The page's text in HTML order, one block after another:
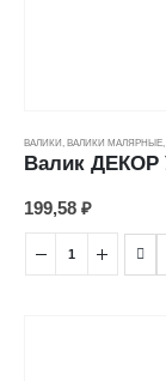
ВАЛИКИ ВАЛИКИ МАЛЯРНЫЕ
199,58 ₽